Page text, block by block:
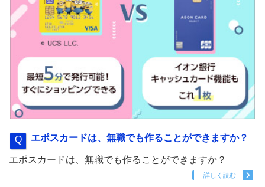
エポスカードは、無職でも作ることができますか？
エポスカードは、無職でも作ることができますか？
詳しく読む